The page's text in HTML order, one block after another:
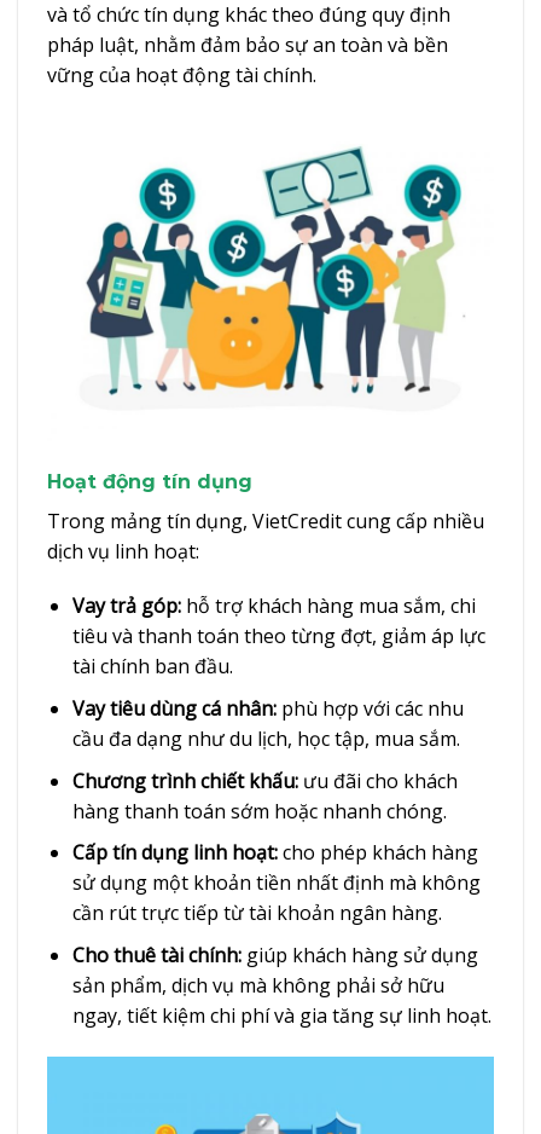
và tổ chức tín dụng khác theo đúng quy định
pháp luật, nhằm đảm bảo sự an toàn và bền
vững của hoạt động tài chính.
Hoạt động tín dụng
Trong mảng tín dụng, VietCredit cung cấp nhiều
dịch vụ linh hoạt:
Vay trả góp:hỗ trợ khách hàng mua sắm, chi
tiêu và thanh toán theo từng đợt, giảm áp lực
tài chính ban đầu.
Vay tiêu dùng cá nhân:phù hợp với các nhu
cầu đa dạng như du lịch, học tập, mua sắm.
Chương trình chiết khấu:ưu đãi cho khách
hàng thanh toán sớm hoặc nhanh chóng.
Cấp tín dụng linh hoạt:cho phép khách hàng
sử dụng một khoản tiền nhất định mà không
cần rút trực tiếp từ tài khoản ngân hàng.
Cho thuê tài chính:giúp khách hàng sử dụng
sản phẩm, dịch vụ mà không phải sở hữu
ngay, tiết kiệm chi phí và gia tăng sự linh hoạt.